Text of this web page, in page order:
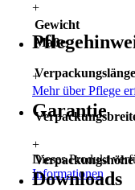
+
Gewicht
Maße
Verpackungslänge
Verpackungshöhe
+
Mehr über Pflege
Garantie
+
Dieses Produkt
Informationen
Downloads